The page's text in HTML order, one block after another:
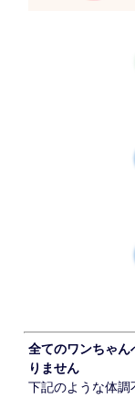
全てのワンちゃ
りません
下記のような体調